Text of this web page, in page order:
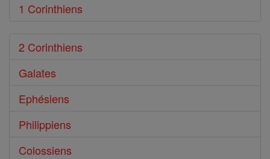
1 Corinthiens
2 Corinthiens
Galates
Ephésiens
Philippiens
Colossiens